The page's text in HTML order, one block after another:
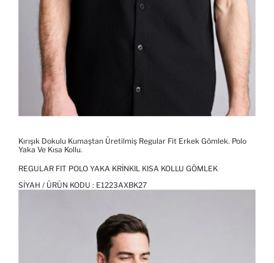
Kırışık Dokulu Kumaştan Üretilmiş Regular Fit Erkek Gömlek. Polo
Yaka Ve Kısa Kollu.
REGULAR FIT POLO YAKA KRINKIL KISA KOLLU GÖMLEK
SIYAH / ÜRÜN KODU : E1223AXBK27